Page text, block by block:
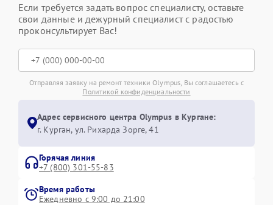
Если требуется задать вопрос специалисту, оставьте
свои данные и дежурный специалист с радостью
проконсультирует Вас!
Отправляя заявку на ремонт техники Olympus, Вы соглашаетесь с
Политикой конфиденциальности
Адрес сервисного центра Olympus в Кургане:
г. Курган, ул. Рихарда Зорге, 41
Горячая линия
+7 (800) 301-55-83
Время работы
Ежедневно с 9:00 до 21:00